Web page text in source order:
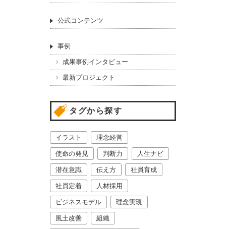
公式コンテンツ
事例
成果事例インタビュー
最新プロジェクト
タグから探す
イラスト 理念経営
使命の発見 判断力 人生ナビ
潜在意識 伝え方 社員育成
社員定着 人材採用
ビジネスモデル 理念実現
風土改善 組織